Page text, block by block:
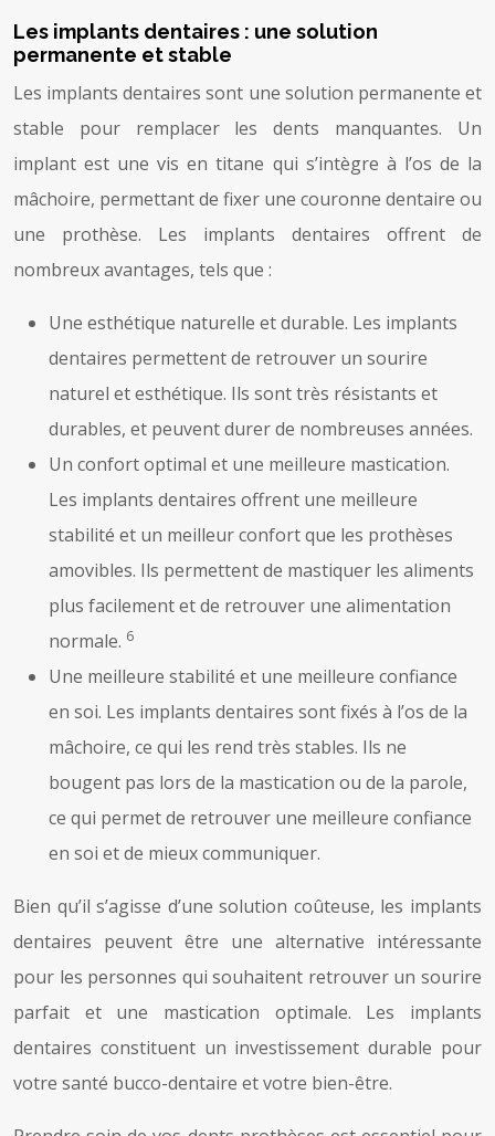
Les implants dentaires : une solution
permanente et stable
Les implants dentaires sont une solution permanente et
stable pour remplacer les dents manquantes. Un
implant est une vis en titane qui s’intègre à l’os de la
mâchoire, permettant de fixer une couronne dentaire ou
une prothèse. Les implants dentaires offrent de
nombreux avantages, tels que :
Une esthétique naturelle et durable. Les implants
dentaires permettent de retrouver un sourire
naturel et esthétique. Ils sont très résistants et
durables, et peuvent durer de nombreuses années.
Un confort optimal et une meilleure mastication.
Les implants dentaires offrent une meilleure
stabilité et un meilleur confort que les prothèses
amovibles. Ils permettent de mastiquer les aliments
plus facilement et de retrouver une alimentation
normale. 6
Une meilleure stabilité et une meilleure confiance
en soi. Les implants dentaires sont fixés à l’os de la
mâchoire, ce qui les rend très stables. Ils ne
bougent pas lors de la mastication ou de la parole,
ce qui permet de retrouver une meilleure confiance
en soi et de mieux communiquer.
Bien qu’il s’agisse d’une solution coûteuse, les implants
dentaires peuvent être une alternative intéressante
pour les personnes qui souhaitent retrouver un sourire
parfait et une mastication optimale. Les implants
dentaires constituent un investissement durable pour
votre santé bucco-dentaire et votre bien-être.